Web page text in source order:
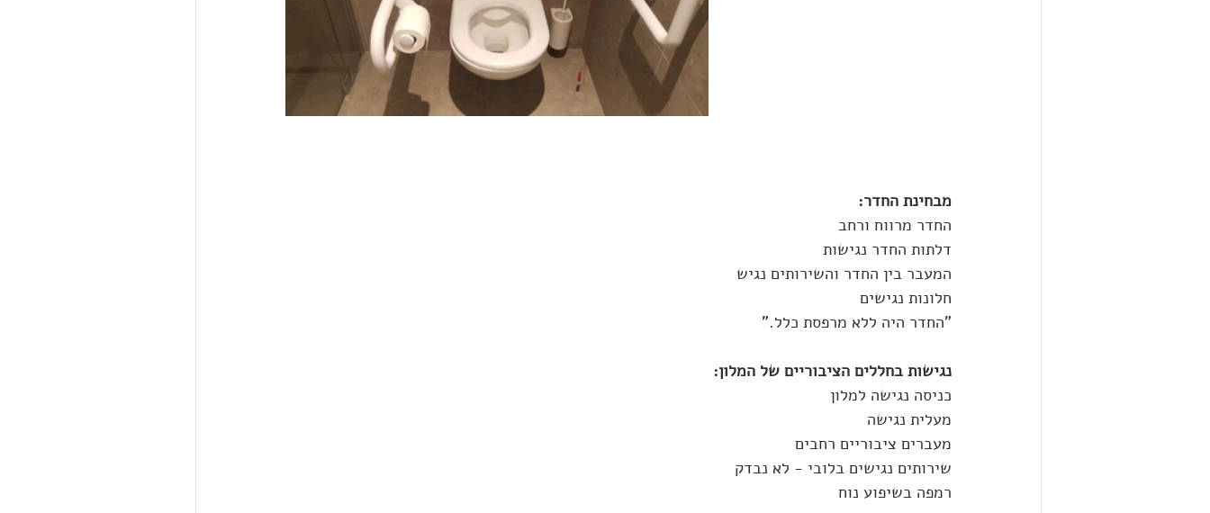
מבחינת החדר:
החדר מרווח ורחב
דלתות החדר נגישות
המעבר בין החדר והשירותים נגיש
חלונות נגישים
"החדר היה ללא מרפסת כלל."
נגישות בחללים הציבוריים של המלון:
כניסה נגישה למלון
מעלית נגישה
מעברים ציבוריים רחבים
שירותים נגישים בלובי - לא נבדק
רמפה בשיפוע נוח